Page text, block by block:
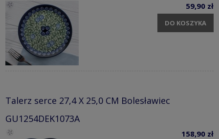
59,90 zł
DO KOSZYKA
Talerz serce 27,4 X 25,0 CM Bolesławiec
GU1254DEK1073A
158,90 zł